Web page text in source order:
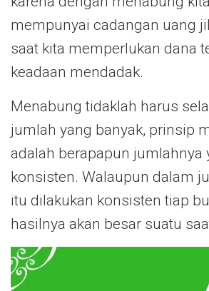
mempunyai cadangan uang
saat kita memperlukan dana
keadaan mendadak.
Menabung tidaklah harus
jumlah yang banyak, prinsip
adalah berapapun jumlahnya
konsisten. Walaupun dalam
itu dilakukan konsisten tiap
hasilnya akan besar suatu